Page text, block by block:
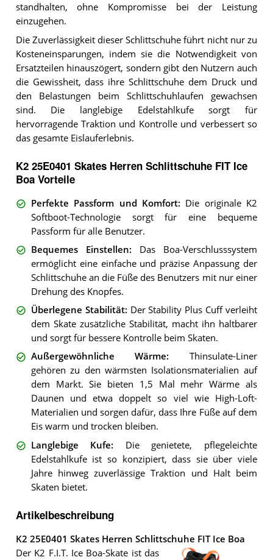
standhalten, ohne Kompromisse bei der Leistung
einzugehen.
Die Zuverlässigkeit dieser Schlittschuhe führt nicht nur zu
Kosteneinsparungen, indem sie die Notwendigkeit von
Ersatzteilen hinauszögert, sondern gibt den Nutzern auch
die Gewissheit, dass ihre Schlittschuhe dem Druck und
den Belastungen beim Schlittschuhlaufen gewachsen
sind. Die langlebige Edelstahlkufe sorgt für
hervorragende Traktion und Kontrolle und verbessert so
das gesamte Eislauferlebnis.
K2 25E0401 Skates Herren Schlittschuhe FIT Ice
Boa Vorteile
Perfekte Passform und Komfort: Die originale K2
Softboot-Technologie sorgt für eine bequeme
Passform für alle Benutzer.
Bequemes Einstellen: Das Boa-Verschlusssystem
ermöglicht eine einfache und präzise Anpassung der
Schlittschuhe an die Füße des Benutzers mit nur einer
Drehung des Knopfes.
Überlegene Stabilität: Der Stability Plus Cuff verleiht
dem Skate zusätzliche Stabilität, macht ihn haltbarer
und sorgt für bessere Kontrolle beim Skaten.
Außergewöhnliche Wärme: Thinsulate-Liner
gehören zu den wärmsten Isolationsmaterialien auf
dem Markt. Sie bieten 1,5 Mal mehr Wärme als
Daunen und etwa doppelt so viel wie High-Loft-
Materialien und sorgen dafür, dass Ihre Füße auf dem
Eis warm und trocken bleiben.
Langlebige Kufe: Die genietete, pflegeleichte
Edelstahlkufe ist so konzipiert, dass sie über viele
Jahre hinweg zuverlässige Traktion und Halt beim
Skaten bietet.
Artikelbeschreibung
K2 25E0401 Skates Herren Schlittschuhe FIT Ice Boa
Der K2 F.I.T. Ice Boa-Skate ist das